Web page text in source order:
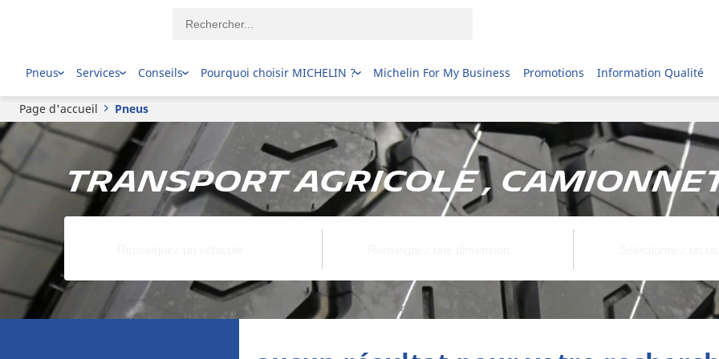
Pneus Services Conseils Pourquoi choisir MICHELIN ? Michelin For My Business Promotions Information Qualité
Page d'accueil Pneus
Transport Agricole ,